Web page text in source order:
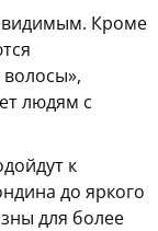
Кроме
людям с
к
до яркого
для более